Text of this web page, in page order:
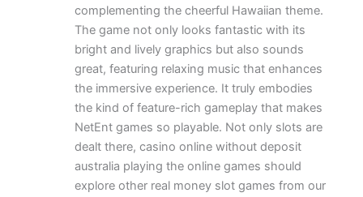
complementing the cheerful Hawaiian theme.
The game not only looks fantastic with its
bright and lively graphics but also sounds
great, featuring relaxing music that enhances
the immersive experience. It truly embodies
the kind of feature-rich gameplay that makes
NetEnt games so playable. Not only slots are
dealt there, casino online without deposit
australia playing the online games should
explore other real money slot games from our